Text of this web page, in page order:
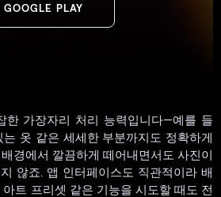
GOOGLE PLAY
한 가장자리 처리 능력입니다—예를 들
옷 같은 세세한 부분까지도 정확하게
경에서 깔끔하게 떼어내면서도 사진이
않죠. 앱 인터페이스도 직관적이라 배
트 프리셋 같은 기능을 시도할 때도 전